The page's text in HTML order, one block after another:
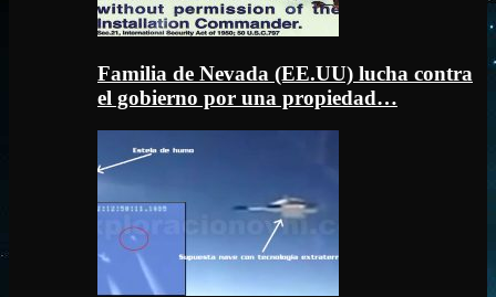
Familia de Nevada (EE.UU) lucha contra
el gobierno por una propiedad…